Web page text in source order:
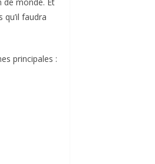
faudra
principales :